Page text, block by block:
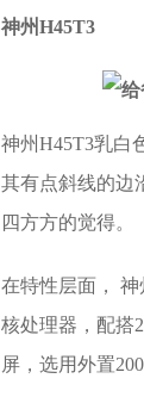
神州H45T3
神州H45T3乳白
其有点斜线的边
四方方的觉得。
在特性层面，
核处理器，配搭
屏，选用外置